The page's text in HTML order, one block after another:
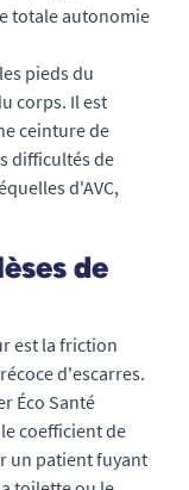
totale autonomie
pieds du
corps. Il est
ceinture de
difficultés de
d'AVC,
de
est la friction
d'escarres.
Éco Santé
coefficient de
un patient fuyant